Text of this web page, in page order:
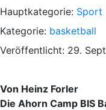
Hauptkategorie: Sport
Kategorie: basketball
Veröffentlicht: 29.
Von Heinz Forler
Die Ahorn Camp BIS